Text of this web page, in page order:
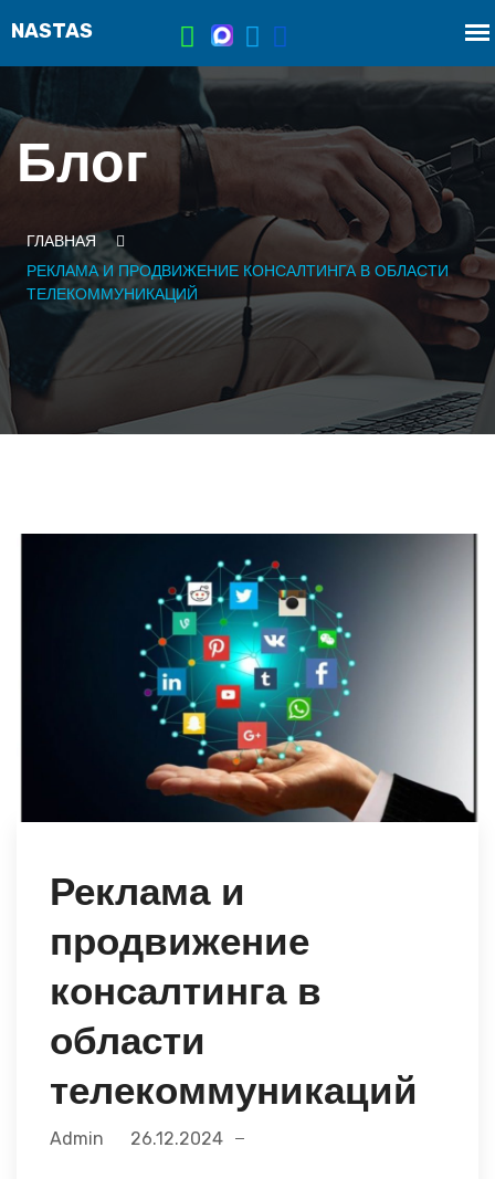
Блог
ГЛАВНАЯ
РЕКЛАМА И ПРОДВИЖЕНИЕ КОНСАЛТИНГА В ОБЛАСТИ
ТЕЛЕКОММУНИКАЦИЙ
Реклама и
продвижение
консалтинга в
области
телекоммуникаций
Admin 26.12.2024